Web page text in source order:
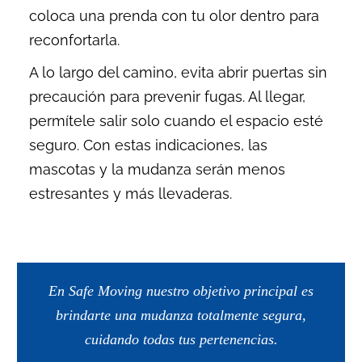
coloca una prenda con tu olor dentro para
reconfortarla.
A lo largo del camino, evita abrir puertas sin
precaución para prevenir fugas. Al llegar,
permítele salir solo cuando el espacio esté
seguro. Con estas indicaciones, las
mascotas y la mudanza serán menos
estresantes y más llevaderas.
En Safe Moving nuestro objetivo principal es
brindarte una mudanza totalmente segura,
cuidando todas tus pertenencias.